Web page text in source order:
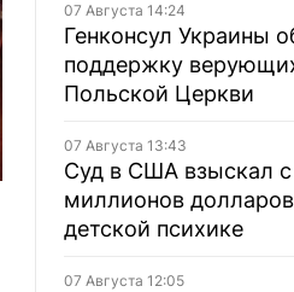
07 Августа 14:24
Генконсул Украины
поддержку
Польской Церкви
07 Августа 13:43
Суд в США взыскал
миллионов
детской психике
07 Августа 12:05